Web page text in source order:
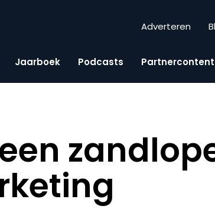
Adverteren
Jaarboek Podcasts Partnercontent